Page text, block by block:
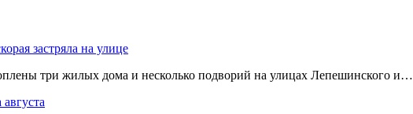
застряла на улице
три жилых дома и несколько подворий на улицах Лепешинского и…